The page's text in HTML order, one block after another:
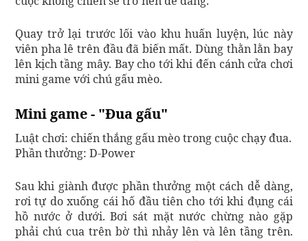
Quay trở lại trước lối vào khu huấn luyện, lúc này
viên pha lê trên đầu đã biến mất. Dùng thằn lằn bay
lên kịch tầng mây. Bay cho tới khi đến cánh cửa chơi
mini game với chú gấu mèo.
Mini game - "Đua gấu"
Luật chơi: chiến thắng gấu mèo trong cuộc chạy đua.
Phần thưởng: D-Power
Sau khi giành được phần thưởng một cách dễ dàng,
rơi tự do xuống cái hố đầu tiên cho tới khi đụng cái
hồ nước ở dưới. Bơi sát mặt nước chừng nào gặp
phải chú cua trên bờ thì nhảy lên và lên tầng trên.